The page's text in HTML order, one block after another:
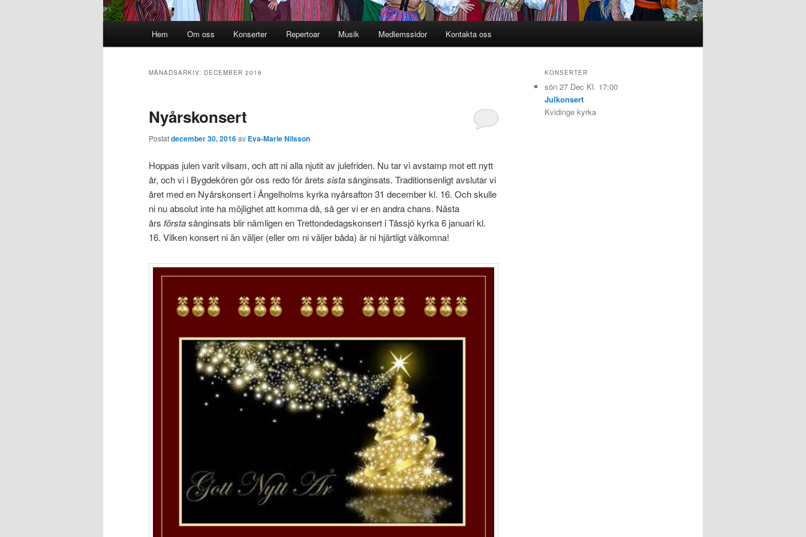
Hoppa till huvudinnehåll
Hoppa till sekundärt innehåll
Hem Om oss Konserter Repertoar Musik Medlemssidor Kontakta oss
MÅNADSARKIV: DECEMBER 2016
Nyårskonsert
Postatdecember 30, 2016av Eva-Marie Nilsson
Hoppas julen varit vilsam, och att ni alla njutit av julefriden. Nu tar vi avstamp mot ett nytt
år, och vi i Bygdekören gör oss redo för årets sistasånginsats. Traditionsenligt avslutar vi
året med en Nyårskonsert i Ängelholms kyrka nyårsafton 31 december kl. 16. Och skulle
ni nu absolut inte ha möjlighet att komma då, så ger vi er en andra chans. Nästa
års förstasånginsats blir nämligen en Trettondedagskonsert i Tåssjö kyrka 6 januari kl.
16. Vilken konsert ni än väljer (eller om ni väljer båda) är ni hjärtligt välkomna!
KONSERTER
sön 27 Dec Kl. 17:00
Julkonsert
Kvidinge kyrka